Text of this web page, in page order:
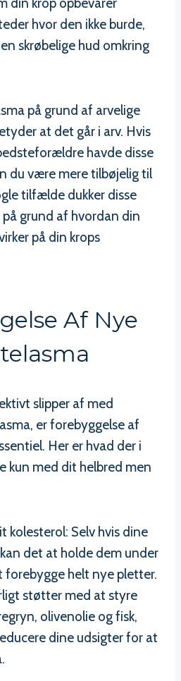
hvor den ikke burde,
skrøbelige hud omkring
på grund af arvelige
at det går i arv. Hvis
havde disse
du være mere tilbøjelig til
tilfælde dukker disse
grund af hvordan din
på din krops
Af Nye
slipper af med
er forebyggelse af
Her er hvad der i
kun med dit helbred men
kolesterol: Selv hvis dine
det at holde dem under
forebygge helt nye pletter.
støtter med at styre
olivenolie og fisk,
dine udsigter for at